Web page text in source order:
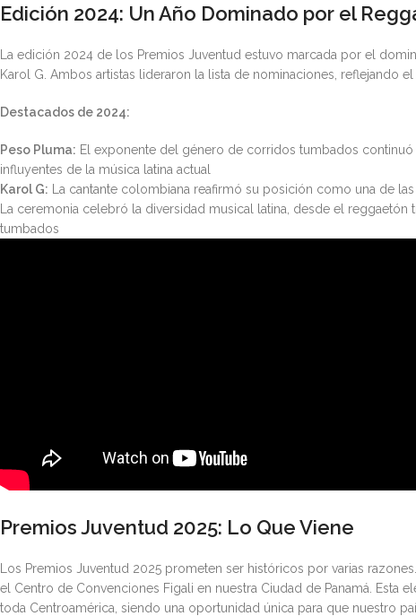
Edición 2024: Un Año Dominado por el
La edición 2024 de los Premios Juventud estuvo marcada por el
Karol G. Ambos artistas lideraron la lista de nominaciones, reflejando
Destacados de 2024:
Peso Pluma: El exponente del género de corridos tumbados
influyentes de la música latina actual
Karol G: La cantante colombiana reafirmó su posición como una de
La ceremonia celebró la diversidad musical latina, desde el
tumbados
Premios Juventud 2025: Lo Que Viene
Los Premios Juventud 2025 prometen ser históricos por varias
el Centro de Convenciones Figali en nuestra Ciudad de Panamá.
toda Centroamérica, siendo una oportunidad única para que nuestro